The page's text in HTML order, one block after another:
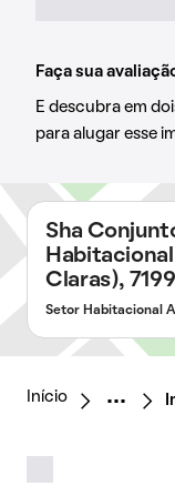
Faça sua
E descubra em
para alugar esse
Sha
Claras),
Setor Habitacional
Início